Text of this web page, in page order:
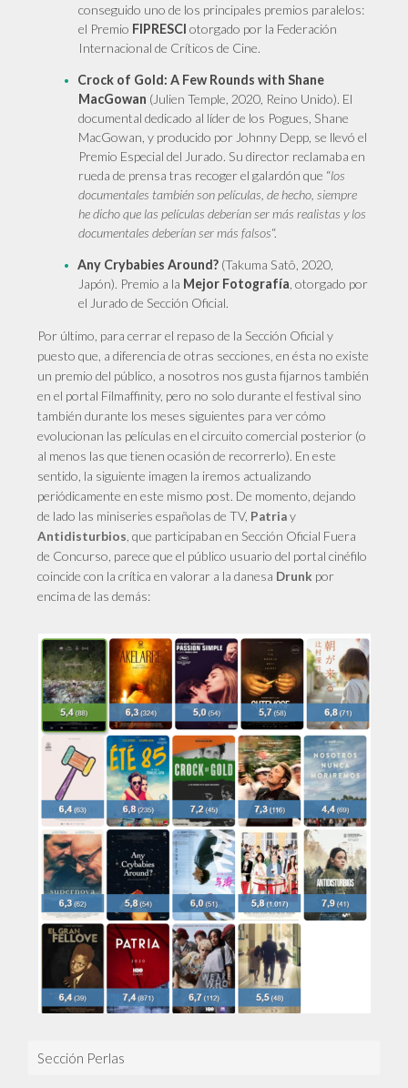
conseguido uno de los principales premios paralelos:
el Premio FIPRESCI otorgado por la Federación
Internacional de Críticos de Cine.
Crock of Gold: A Few Rounds with Shane
MacGowan (Julien Temple, 2020, Reino Unido). El
documental dedicado al líder de los Pogues, Shane
MacGowan, y producido por Johnny Depp, se llevó el
Premio Especial del Jurado. Su director reclamaba en
rueda de prensa tras recoger el galardón que “los
documentales también son películas, de hecho, siempre
he dicho que las películas deberían ser más realistas y los
documentales deberían ser más falsos“.
Any Crybabies Around? (Takuma Satô, 2020,
Japón). Premio a la Mejor Fotografía , otorgado por
el Jurado de Sección Oficial.
Por último, para cerrar el repaso de la Sección Oficial y
puesto que, a diferencia de otras secciones, en ésta no existe
un premio del público, a nosotros nos gusta fijarnos también
en el portal Filmaffinity, pero no solo durante el festival sino
también durante los meses siguientes para ver cómo
evolucionan las películas en el circuito comercial posterior (o
al menos las que tienen ocasión de recorrerlo). En este
sentido, la siguiente imagen la iremos actualizando
periódicamente en este mismo post. De momento, dejando
de lado las miniseries españolas de TV, Patriay
Antidisturbios , que participaban en Sección Oficial Fuera
de Concurso, parece que el público usuario del portal cinéfilo
coincide con la crítica en valorar a la danesa Drunk por
encima de las demás:
Sección Perlas